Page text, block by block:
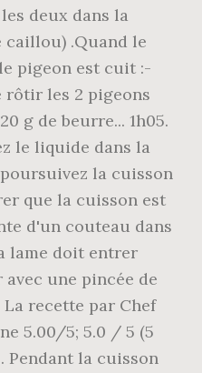
deux dans la
caillou) .Quand le
pigeon est cuit :-
rôtir les 2 pigeons
g de beurre... 1h05.
le liquide dans la
la cuisson
que la cuisson est
d'un couteau dans
lame doit entrer
une pincée de
recette par Chef
5.00/5; 5.0 / 5 (5
Pendant la cuisson